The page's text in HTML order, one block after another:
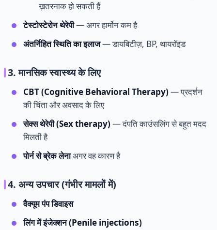
ख़तरनाक हो सकती हैं
टेस्टोस्टेरोन थेरेपी— अगर हार्मोन कम है
अंतर्निहित स्थिति का इलाज— डायबिटीज़, BP, थायरॉइड
3. मानसिक स्वास्थ्य के लिए
CBT (Cognitive Behavioral Therapy)— प्रदर्शन
की चिंता और अवसाद के लिए
सेक्स थेरेपी (Sex therapy)— दंपति काउंसलिंग से बहुत मदद
मिलती है
पोर्न से ब्रेक लेनाअगर वह कारण है
4. अन्य उपचार (गंभीर मामलों में)
वैक्यूम पंप डिवाइस
लिंग में इंजेक्शन (Penile injections)